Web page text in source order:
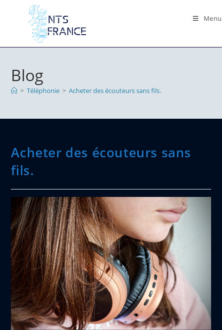
Menu
Blog
> Téléphonie > Acheter des écouteurs sans fils.
Acheter des écouteurs sans
fils.